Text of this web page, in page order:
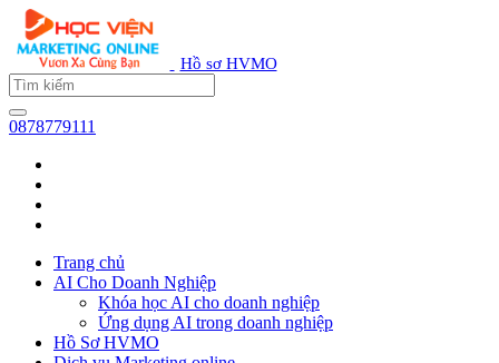
Hồ sơ HVMO
0878779111
Trang chủ
AI Cho Doanh Nghiệp
Khóa học AI cho doanh nghiệp
Ứng dụng AI trong doanh nghiệp
Hồ Sơ HVMO